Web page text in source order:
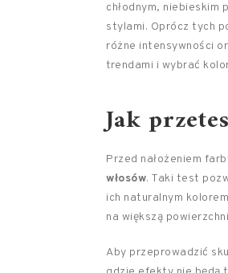
chłodnym, niebieskim
stylami. Oprócz tych
różne intensywności
trendami i wybrać
Jak
Przed nałożeniem
włosów. Taki test
ich naturalnym
na większą
Aby przeprowadzić